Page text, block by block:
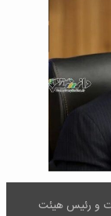
و رئیس هیئت